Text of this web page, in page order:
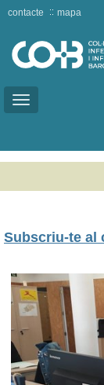
Toggle
contacte mapa
Subscriu-te al